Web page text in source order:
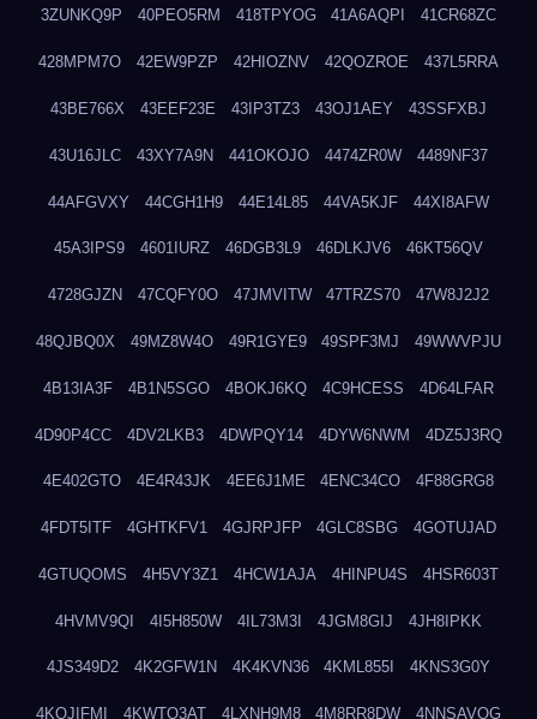
3ZUNKQ9P 40PEO5RM 418TPYOG 41A6AQPI 41CR68ZC
428MPM7O 42EW9PZP 42HIOZNV 42QOZROE 437L5RRA
43BE766X 43EEF23E 43IP3TZ3 43OJ1AEY 43SSFXBJ
43U16JLC 43XY7A9N 441OKOJO 4474ZR0W 4489NF37
44AFGVXY 44CGH1H9 44E14L85 44VA5KJF 44XI8AFW
45A3IPS9 4601IURZ 46DGB3L9 46DLKJV6 46KT56QV
4728GJZN 47CQFY0O 47JMVITW 47TRZS70 47W8J2J2
48QJBQ0X 49MZ8W4O 49R1GYE9 49SPF3MJ 49WWVPJU
4B13IA3F 4B1N5SGO 4BOKJ6KQ 4C9HCESS 4D64LFAR
4D90P4CC 4DV2LKB3 4DWPQY14 4DYW6NWM 4DZ5J3RQ
4E402GTO 4E4R43JK 4EE6J1ME 4ENC34CO 4F88GRG8
4FDT5ITF 4GHTKFV1 4GJRPJFP 4GLC8SBG 4GOTUJAD
4GTUQOMS 4H5VY3Z1 4HCW1AJA 4HINPU4S 4HSR603T
4HVMV9QI 4I5H850W 4IL73M3I 4JGM8GIJ 4JH8IPKK
4JS349D2 4K2GFW1N 4K4KVN36 4KML855I 4KNS3G0Y
4KQJIFMI 4KWTO3AT 4LXNH9M8 4M8RR8DW 4NNSAVOG